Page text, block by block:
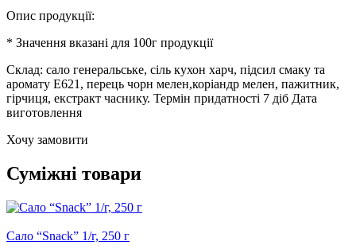
Опис продукції:
* Значення вказані для 100г продукції
Склад: сало генеральське, сіль кухон харч, підсил смаку та
аромату Е621, перець чорн мелен,коріандр мелен, пажитник,
гірчиця, екстракт часнику. Термін придатності 7 діб Дата
виготовлення
Хочу замовити
Суміжні товари
Сало “Snack” 1/г, 250 г